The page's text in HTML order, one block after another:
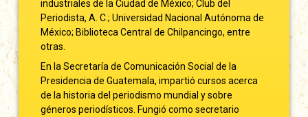
industriales de la Ciudad de México; Club del
Periodista, A. C.; Universidad Nacional Autónoma de
México; Biblioteca Central de Chilpancingo, entre
otras.
En la Secretaría de Comunicación Social de la
Presidencia de Guatemala, impartió cursos acerca
de la historia del periodismo mundial y sobre
géneros periodísticos. Fungió como secretario